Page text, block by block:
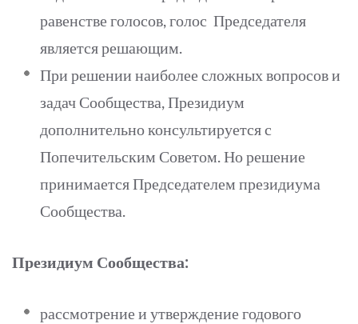
равенстве голосов, голос Председателя
является решающим.
При решении наиболее сложных вопросов и
задач Сообщества, Президиум
дополнительно консультируется с
Попечительским Советом. Но решение
принимается Председателем президиума
Сообщества.
Президиум Сообщества:
рассмотрение и утверждение годового